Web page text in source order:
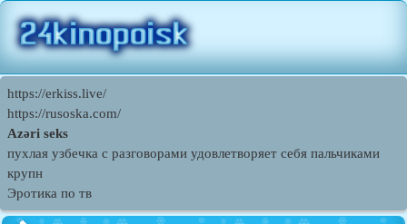
https://erkiss.live/
https://rusoska.com/
Azəri seks
пухлая узбечка с разговорами удовлетворяет себя пальчиками
крупн
Эротика по тв